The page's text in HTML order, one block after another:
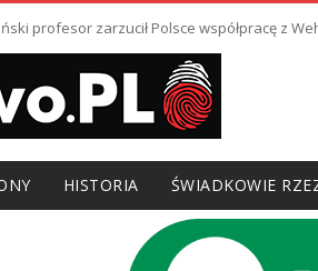
profesor zarzucił Polsce współpracę z
HISTORIA ŚWIADKOWIE